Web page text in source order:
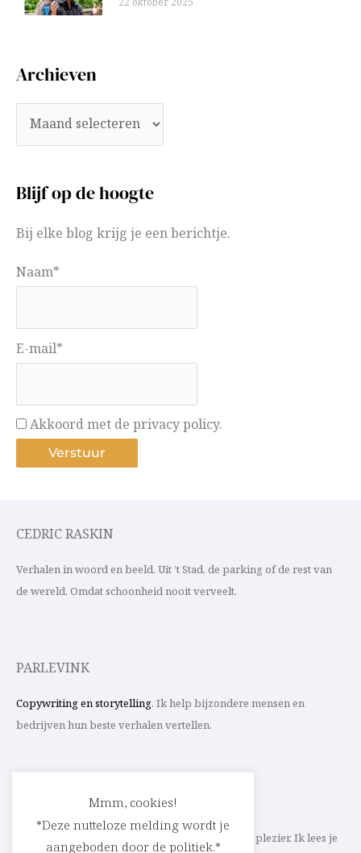
22 oktober 2025
Archieven
Blijf op de hoogte
Bij elke blog krijg je een berichtje.
Naam*
E-mail*
Akkoord met de privacy policy.
CEDRIC RASKIN
Verhalen in woord en beeld. Uit ’t Stad, de parking of de rest van
de wereld. Omdat schoonheid nooit verveelt.
PARLEVINK
Copywriting en storytelling. Ik help bijzondere mensen en
bedrijven hun beste verhalen vertellen.
Schrijf ik straks mee aan jouw verhaal? Met veel plezier. Ik lees je
Mmm, cookies!
*Deze nutteloze melding wordt je
aangeboden door de politiek.*